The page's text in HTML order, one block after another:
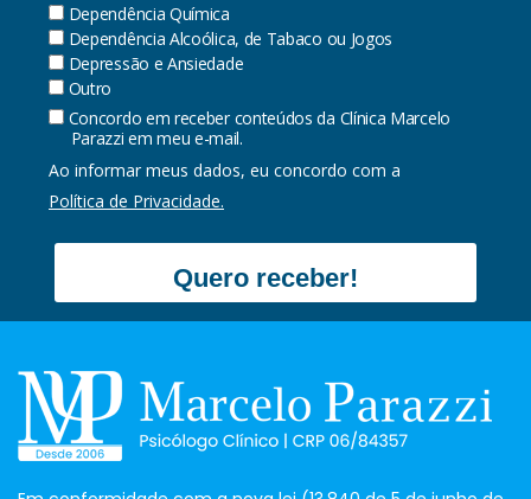
Dependência Química
Dependência Alcoólica, de Tabaco ou Jogos
Depressão e Ansiedade
Outro
Concordo em receber conteúdos da Clínica Marcelo
Parazzi em meu e-mail.
Ao informar meus dados, eu concordo com a
Política de Privacidade.
Quero receber!